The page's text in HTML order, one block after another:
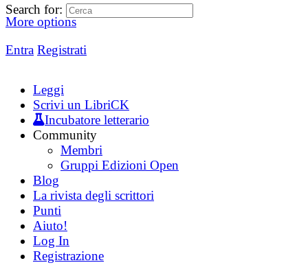
More options
Entra Registrati
Search for:
Leggi
Scrivi un LibriCK
Incubatore letterario
Community
Membri
Gruppi Edizioni Open
Blog
La rivista degli scrittori
Punti
Aiuto!
Log In
Registrazione